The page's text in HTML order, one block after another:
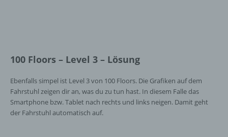
100 Floors – Level 3 – Lösung
Ebenfalls simpel ist Level 3 von 100 Floors. Die Grafiken auf dem
Fahrstuhl zeigen dir an, was du zu tun hast. In diesem Falle das
Smartphone bzw. Tablet nach rechts und links neigen. Damit geht
der Fahrstuhl automatisch auf.